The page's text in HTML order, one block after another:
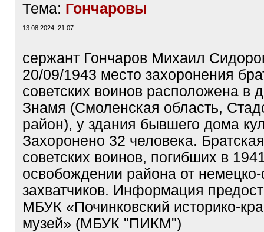
Тема: Гончаровы
13.08.2024, 21:07
сержант Гончаров Михаил
20/09/1943 место захоронения
советских воинов расположена в
Знамя (Смоленская область,
район), у здания бывшего дома
Захоронено 32 человека.
советских воинов, погибших в
освобождении района от
захватчиков. Информация
МБУК «Починковский историко-
музей» (МБУК "ПИКМ")